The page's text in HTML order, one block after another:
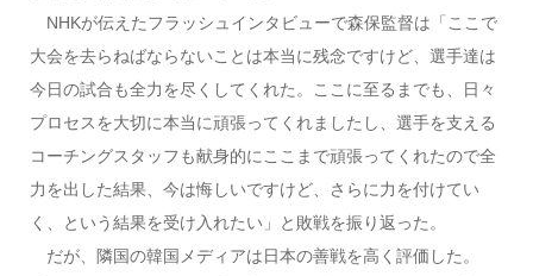
NHKが伝えたフラッシュインタビューで森保監督は「ここで
大会を去らねばならないことは本当に残念ですけど、選手達は
今日の試合も全力を尽くしてくれた。ここに至るまでも、日々
プロセスを大切に本当に頑張ってくれましたし、選手を支える
コーチングスタッフも献身的にここまで頑張ってくれたので全
力を出した結果、今は悔しいですけど、さらに力を付けてい
く、という結果を受け入れたい」と敗戦を振り返った。
だが、隣国の韓国メディアは日本の善戦を高く評価した。